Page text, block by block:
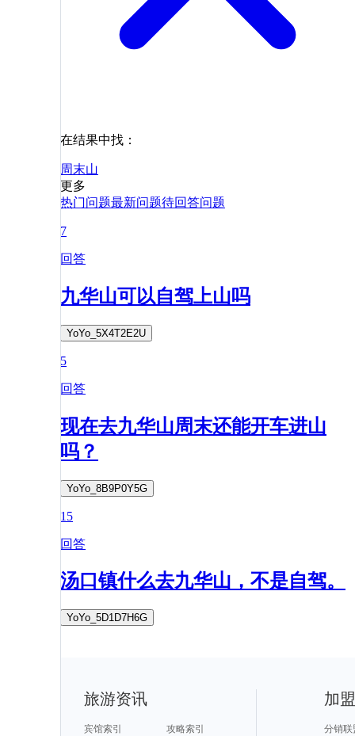
在结果中找：
周末山
更多
热门问题最新问题待回答问题
7
回答
九华山可以自驾上山吗
YoYo_5X4T2E2U
5
回答
现在去九华山周末还能开车进山
吗？
YoYo_8B9P0Y5G
15
回答
汤口镇什么去九华山，不是自驾。
YoYo_5D1D7H6G
旅游资讯
宾馆索引
攻略索引
加
分销联